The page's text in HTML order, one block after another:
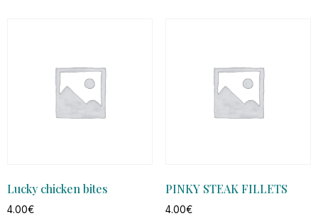
Lucky chicken bites
4.00€
PINKY STEAK FILLETS
4.00€